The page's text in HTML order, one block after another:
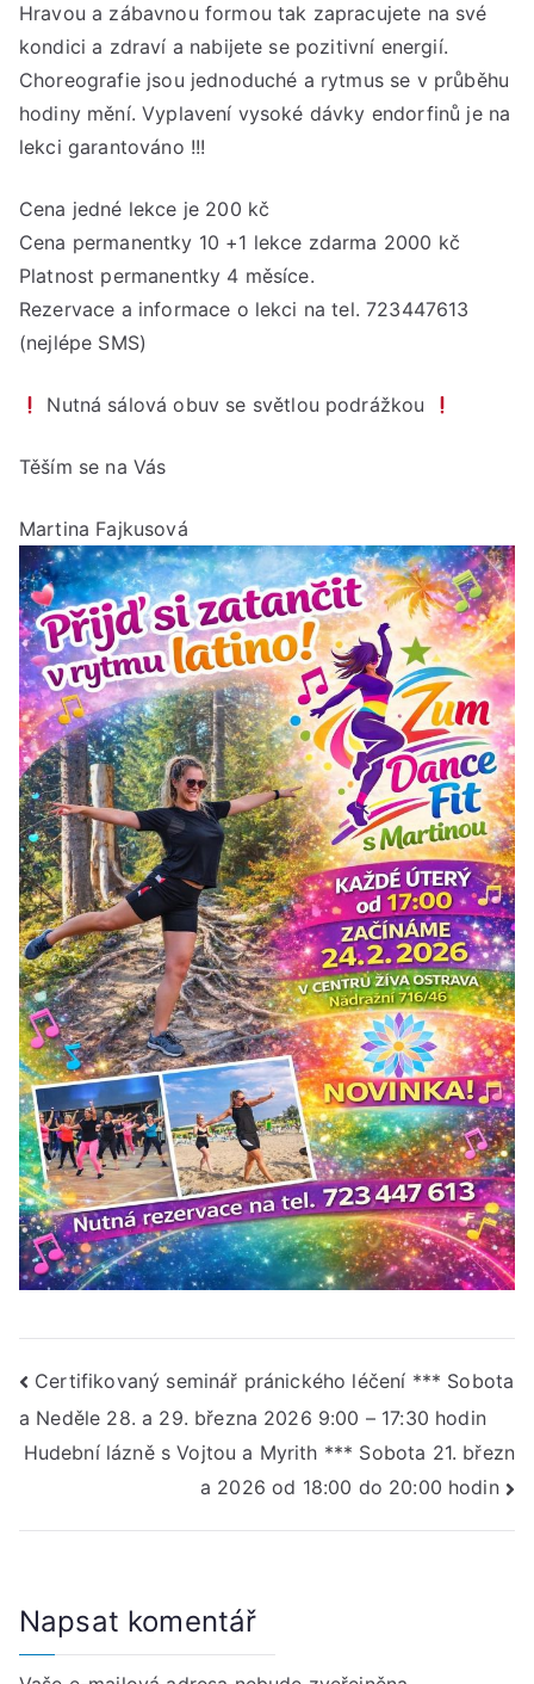
***
Hravou a zábavnou formou tak zapracujete na své
kondici a zdraví a nabijete se pozitivní energií.
Choreografie jsou jednoduché a rytmus se v průběhu
hodiny mění. Vyplavení vysoké dávky endorfinů je na
lekci garantováno !!!
Cena jedné lekce je 200 kč
Cena permanentky 10 +1 lekce zdarma 2000 kč
Platnost permanentky 4 měsíce.
Rezervace a informace o lekci na tel. 723447613
(nejlépe SMS)
Nutná sálová obuv se světlou podrážkou
Těším se na Vás
Martina Fajkusová
Navigace
pro
Certifikovaný seminář pránického léčení *** Sobota
a Neděle 28. a 29. března 2026 9:00 – 17:30 hodin
Hudební lázně s Vojtou a Myrith *** Sobota 21. březn
a 2026 od 18:00 do 20:00 hodin
Napsat komentář